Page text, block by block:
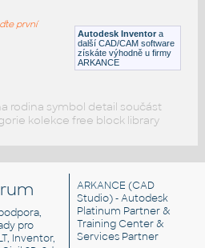
Black
Autodesk Inventor a
další CAD/CAM software
získáte výhodně u firmy
ARKANCE
první
rodina symbol detail součást
kolekce free block library
pro
Inventor,
ARKANCE (CAD
Studio) - Autodesk
Platinum Partner &
Training Center &
Services Partner